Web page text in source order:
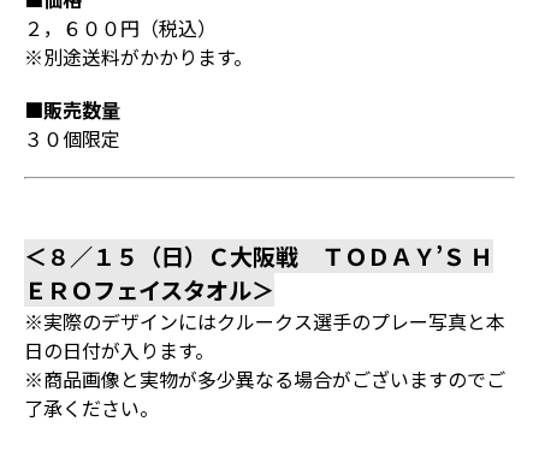
２，６００円（税込）
※別途送料がかかります。
■販売数量
３０個限定
＜８／１５（日）Ｃ大阪戦 ＴＯＤＡＹ’Ｓ Ｈ
ＥＲＯフェイスタオル＞
※実際のデザインにはクルークス選手のプレー写真と本
日の日付が入ります。
※商品画像と実物が多少異なる場合がございますのでご
了承ください。